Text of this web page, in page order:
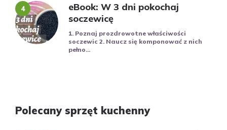
eBook: W 3 dni pokochaj
soczewicę
1. Poznaj prozdrowotne właściwości
soczewic 2. Naucz się komponować z nich
pełno...
Polecany sprzęt kuchenny